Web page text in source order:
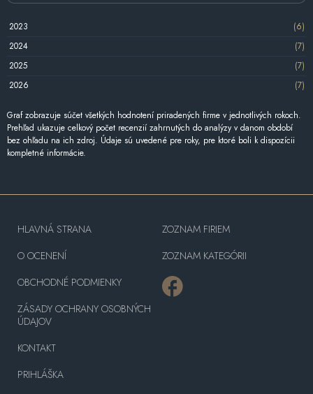
2023
(6)
2024
(7)
2025
(7)
2026
(7)
Graf zobrazuje súčet všetkých hodnotení priradených firme v jednotlivých rokoch.
Prehľad ukazuje celkový počet recenzií zahrnutých do analýzy v danom období
bez ohľadu na ich zdroj. Údaje sú uvedené pre roky, pre ktoré boli k dispozícii
kompletné informácie.
HLAVNÁ STRANA
O OCENENÍ
OBCHODNÉ PODMIENKY
ZÁSADY OCHRANY OSOBNÝCH
ÚDAJOV
KONTAKT
PRIHLÁŠKA
ZOZNAM FIRIEM
ZOZNAM KATEGÓRII